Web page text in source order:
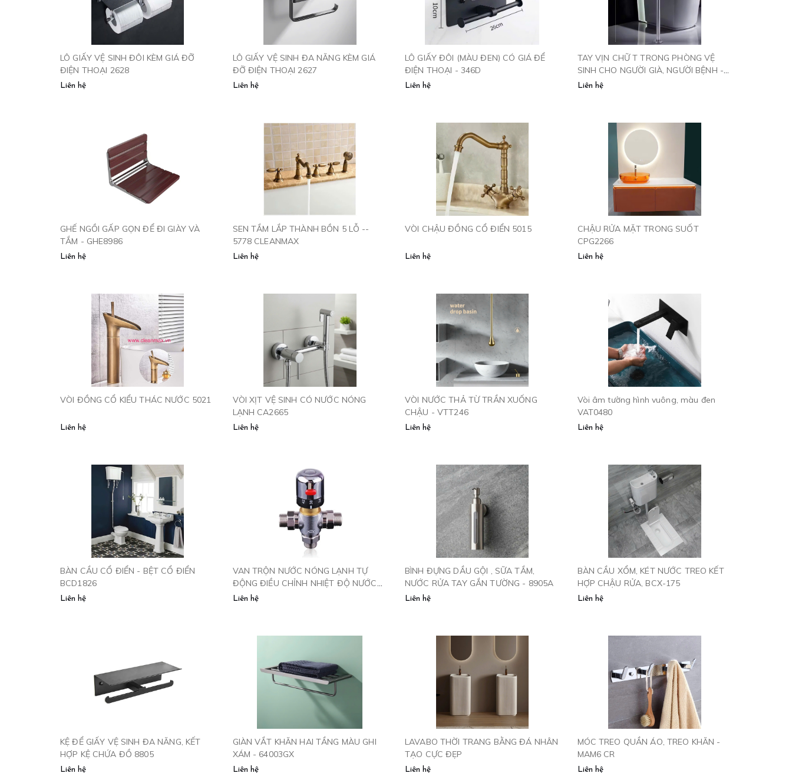
LÔ GIẤY VỆ SINH ĐÔI KÈM GIÁ ĐỠ
ĐIỆN THOẠI 2628
Liên hệ
LÔ GIẤY VỆ SINH ĐA NĂNG KÈM GIÁ
ĐỠ ĐIỆN THOẠI 2627
Liên hệ
LÔ GIẤY ĐÔI (MÀU ĐEN) CÓ GIÁ ĐỂ
ĐIỆN THOẠI - 346D
Liên hệ
TAY VỊN CHỮ T TRONG PHÒNG VỆ
SINH CHO NGƯỜI GIÀ, NGƯỜI BỆNH -
TV6060
Liên hệ
GHẾ NGỒI GẤP GỌN ĐỂ ĐI GIÀY VÀ
TẮM - GHE8986
Liên hệ
SEN TẮM LẮP THÀNH BỒN 5 LỖ --
5778 CLEANMAX
Liên hệ
VÒI CHẬU ĐỒNG CỔ ĐIỂN 5015
Liên hệ
CHẬU RỬA MẶT TRONG SUỐT
CPG2266
Liên hệ
VÒI ĐỒNG CỔ KIỂU THÁC NƯỚC 5021
Liên hệ
VÒI XỊT VỆ SINH CÓ NƯỚC NÓNG
LẠNH CA2665
Liên hệ
VÒI NƯỚC THẢ TỪ TRẦN XUỐNG
CHẬU - VTT246
Liên hệ
Vòi âm tường hình vuông, màu đen
VAT0480
Liên hệ
BÀN CẦU CỔ ĐIỂN - BỆT CỔ ĐIỂN
BCD1826
Liên hệ
VAN TRỘN NƯỚC NÓNG LẠNH TỰ
ĐỘNG ĐIỀU CHỈNH NHIỆT ĐỘ NƯỚC
CLM-0969
Liên hệ
BÌNH ĐỰNG DẦU GỘI , SỮA TẮM,
NƯỚC RỬA TAY GẮN TƯỜNG - 8905A
Liên hệ
BÀN CẦU XỔM, KÉT NƯỚC TREO KẾT
HỢP CHẬU RỬA, BCX-175
Liên hệ
KỆ ĐỂ GIẤY VỆ SINH ĐA NĂNG, KẾT
HỢP KỆ CHỨA ĐỒ 8805
Liên hệ
GIÀN VẮT KHĂN HAI TẦNG MÀU GHI
XÁM - 64003GX
Liên hệ
LAVABO THỜI TRANG BẰNG ĐÁ NHÂN
TẠO CỰC ĐẸP
Liên hệ
MÓC TREO QUẦN ÁO, TREO KHĂN -
MAM6 CR
Liên hệ